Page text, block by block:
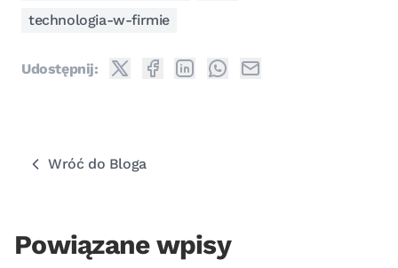
technologia-w-firmie
Udostępnij:
Wróć do Bloga
Powiązane wpisy